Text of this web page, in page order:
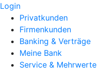
Login
Privatkunden
Firmenkunden
Banking & Verträge
Meine Bank
Service & Mehrwerte